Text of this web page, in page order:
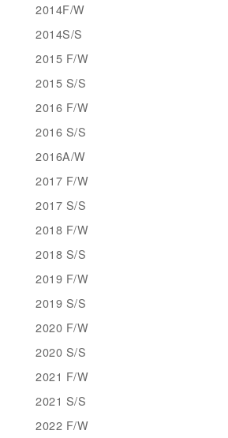
2014F/W
2014S/S
2015 F/W
2015 S/S
2016 F/W
2016 S/S
2016A/W
2017 F/W
2017 S/S
2018 F/W
2018 S/S
2019 F/W
2019 S/S
2020 F/W
2020 S/S
2021 F/W
2021 S/S
2022 F/W